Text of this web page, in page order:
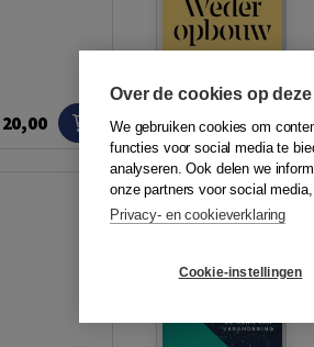
20,00
Over de cookies op
We gebruiken cookies om
functies voor social media te
analyseren. Ook delen we
onze partners voor social
Privacy- en cookieverklaring
Cookie-instellingen